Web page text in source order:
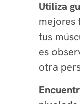
Utiliza
mejores
tus
es
otra